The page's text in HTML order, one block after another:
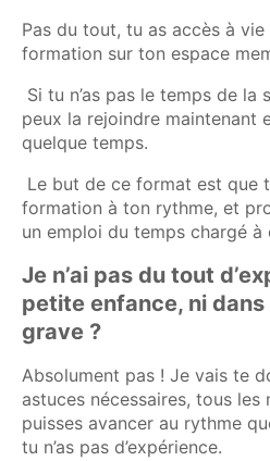
Pas du tout, tu as accès à
formation sur ton espace
Si tu n’as pas le temps de
peux la rejoindre maintenant
quelque temps.
Le but de ce format est que
formation à ton rythme, et
un emploi du temps chargé à
Je n’ai pas du tout
petite enfance, ni dans
grave ?
Absolument pas ! Je vais te
astuces nécessaires, tous
puisses avancer au rythme
tu n’as pas d’expérience.